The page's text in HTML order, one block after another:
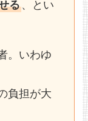
る、とい
。いわゆ
負担が大